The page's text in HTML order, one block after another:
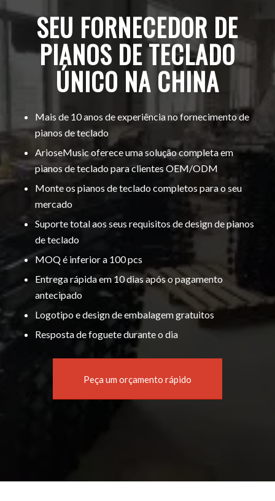
SEU FORNECEDOR DE
PIANOS DE TECLADO
ÚNICO NA CHINA
Mais de 10 anos de experiência no fornecimento de
pianos de teclado
ArioseMusic oferece uma solução completa em
pianos de teclado para clientes OEM/ODM
Monte os pianos de teclado completos para o seu
mercado
Suporte total aos seus requisitos de design de pianos
de teclado
MOQ é inferior a 100 pcs
Entrega rápida em 10 dias após o pagamento
antecipado
Logotipo e design de embalagem gratuitos
Resposta de foguete durante o dia
Peça um orçamento rápido